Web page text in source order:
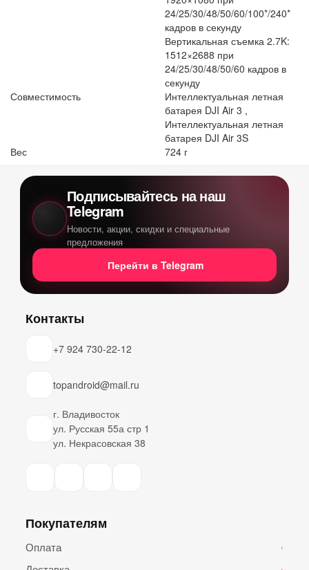
24/25/30/48/50/60/100*/240*
кадров в секунду
Вертикальная съемка 2.7K:
1512×2688 при
24/25/30/48/50/60 кадров в
секунду
Совместимость
Интеллектуальная летная
батарея DJI Air 3 ,
Интеллектуальная летная
батарея DJI Air 3S
Вес
724 г
Подписывайтесь на наш
Telegram
Новости, акции, скидки и специальные
предложения
Перейти в Telegram
Контакты
+7 924 730-22-12
topandroid@mail.ru
г. Владивосток
ул. Русская 55а стр 1
ул. Некрасовская 38
Покупателям
Оплата ›